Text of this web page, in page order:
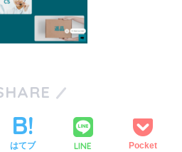
はてブ LINE Pocket